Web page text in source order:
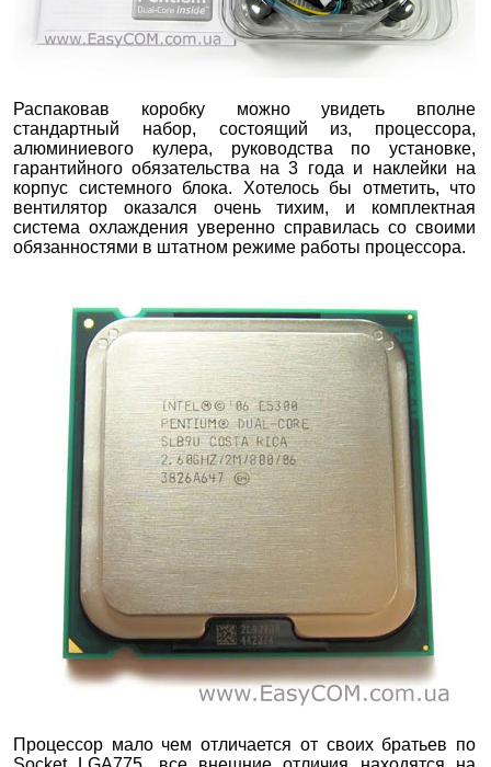
Распаковав коробку можно увидеть вполне
стандартный набор, состоящий из, процессора,
алюминиевого кулера, руководства по установке,
гарантийного обязательства на 3 года и наклейки на
корпус системного блока. Хотелось бы отметить, что
вентилятор оказался очень тихим, и комплектная
система охлаждения уверенно справилась со своими
обязанностями в штатном режиме работы процессора.
Процессор мало чем отличается от своих братьев по